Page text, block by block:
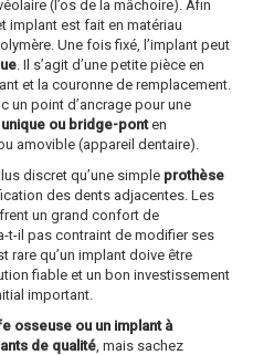
(l’os de la mâchoire). Afin
implant est fait en matériau
Une fois fixé, l’implant peut
. Il s’agit d’une petite pièce en
et la couronne de remplacement.
un point d’ancrage pour une
ou bridge-ponten
amovible (appareil dentaire).
discret qu’une simple prothèse
des dents adjacentes. Les
un grand confort de
t-il pas contraint de modifier ses
rare qu’un implant doive être
fiable et un bon investissement
important.
osseuse ou un implant à
de qualité , mais sachez